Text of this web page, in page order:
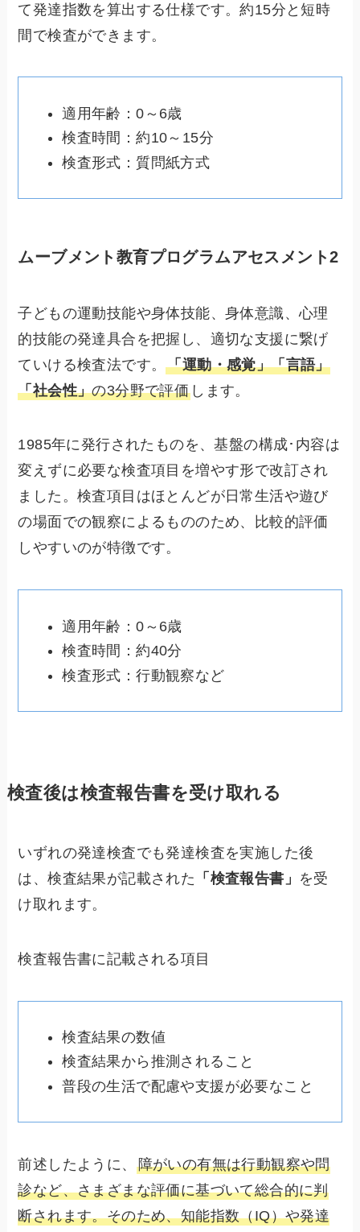
て発達指数を算出する仕様です。約15分と短時
間で検査ができます。
適用年齢：0～6歳
検査時間：約10～15分
検査形式：質問紙方式
ムーブメント教育プログラムアセスメント2
子どもの運動技能や身体技能、身体意識、心理
的技能の発達具合を把握し、適切な支援に繋げ
ていける検査法です。「運動・感覚」「言語」
「社会性」の3分野で評価 します。
1985年に発行されたものを、基盤の構成･内容は
変えずに必要な検査項目を増やす形で改訂され
ました。検査項目はほとんどが日常生活や遊び
の場面での観察によるもののため、比較的評価
しやすいのが特徴です。
適用年齢：0～6歳
検査時間：約40分
検査形式：行動観察など
検査後は検査報告書を受け取れる
いずれの発達検査でも発達検査を実施した後
は、検査結果が記載された 「検査報告書」 を受
け取れます。
検査報告書に記載される項目
検査結果の数値
検査結果から推測されること
普段の生活で配慮や支援が必要なこと
前述したように、 障がいの有無は行動観察や問
診など、さまざまな評価に基づいて総合的に判
断されます。そのため、知能指数（IQ）や発達